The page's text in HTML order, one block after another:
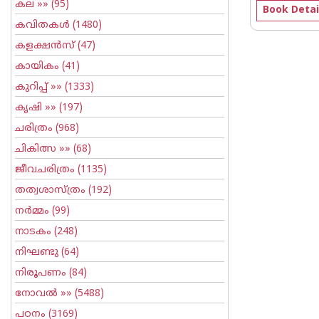
കല »» (95)
കവിതകള്‍ (1480)
കളക്ഷന്‍സ്(47)
കായികം (41)
കുറിപ്പ്‌ »» (1333)
കൃഷി »» (197)
ചരിത്രം (968)
ചികിത്സ »» (68)
ജീവചരിത്രം (1135)
തത്വശാസ്ത്രം (192)
നര്‍മ്മം (99)
നാടകം (248)
നിഘണ്ടു (64)
നിരൂപണം (84)
നോവല്‍ »» (5488)
പഠനം (3169)
Book